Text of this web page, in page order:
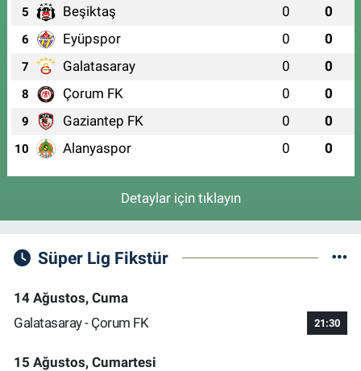
5 Beşiktaş 0 0
6 Eyüpspor 0 0
7 Galatasaray 0 0
8 Çorum FK 0 0
9 Gaziantep FK 0 0
10 Alanyaspor 0 0
Detaylar için tıklayın
Süper Lig Fikstür
14 Ağustos, Cuma
Galatasaray - Çorum FK
21:30
15 Ağustos, Cumartesi